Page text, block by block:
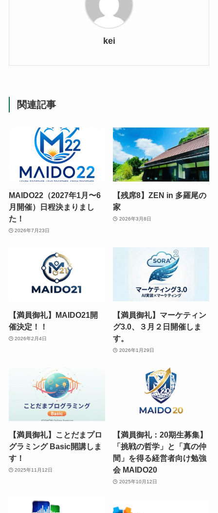
kei
関連記事
MAIDO22（2027年1月〜6
月開催）日程決まりまし
た！
2026年7月23日
【残席8】ZEN in 多羅尾の
家
2026年3月8日
【満員御礼】MAIDO21開
催決定！！
2026年2月4日
【満員御礼】マーケティン
グ3.0、３月２日開催しま
す。
2026年1月29日
【満員御礼】ことだまプロ
グラミング Basic開講しま
す！
2025年11月12日
【満員御礼：20期生募集】
「挑戦の哲学」と「真の仲
間」を得る経営者向け勉強
会 MAIDO20
2025年10月12日